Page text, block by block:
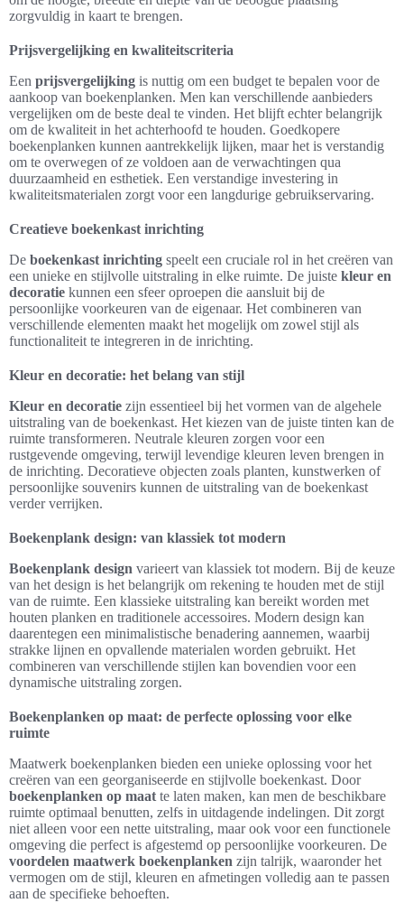
zorgvuldig in kaart te brengen.
Prijsvergelijking en kwaliteitscriteria
Een prijsvergelijking is nuttig om een budget te bepalen voor de
aankoop van boekenplanken. Men kan verschillende aanbieders
vergelijken om de beste deal te vinden. Het blijft echter belangrijk
om de kwaliteit in het achterhoofd te houden. Goedkopere
boekenplanken kunnen aantrekkelijk lijken, maar het is verstandig
om te overwegen of ze voldoen aan de verwachtingen qua
duurzaamheid en esthetiek. Een verstandige investering in
kwaliteitsmaterialen zorgt voor een langdurige gebruikservaring.
Creatieve boekenkast inrichting
De boekenkast inrichting speelt een cruciale rol in het creëren van
een unieke en stijlvolle uitstraling in elke ruimte. De juiste kleur en
decoratie kunnen een sfeer oproepen die aansluit bij de
persoonlijke voorkeuren van de eigenaar. Het combineren van
verschillende elementen maakt het mogelijk om zowel stijl als
functionaliteit te integreren in de inrichting.
Kleur en decoratie: het belang van stijl
Kleur en decoratie zijn essentieel bij het vormen van de algehele
uitstraling van de boekenkast. Het kiezen van de juiste tinten kan de
ruimte transformeren. Neutrale kleuren zorgen voor een
rustgevende omgeving, terwijl levendige kleuren leven brengen in
de inrichting. Decoratieve objecten zoals planten, kunstwerken of
persoonlijke souvenirs kunnen de uitstraling van de boekenkast
verder verrijken.
Boekenplank design: van klassiek tot modern
Boekenplank design varieert van klassiek tot modern. Bij de keuze
van het design is het belangrijk om rekening te houden met de stijl
van de ruimte. Een klassieke uitstraling kan bereikt worden met
houten planken en traditionele accessoires. Modern design kan
daarentegen een minimalistische benadering aannemen, waarbij
strakke lijnen en opvallende materialen worden gebruikt. Het
combineren van verschillende stijlen kan bovendien voor een
dynamische uitstraling zorgen.
Boekenplanken op maat: de perfecte oplossing voor elke
ruimte
Maatwerk boekenplanken bieden een unieke oplossing voor het
creëren van een georganiseerde en stijlvolle boekenkast. Door
boekenplanken op maat te laten maken, kan men de beschikbare
ruimte optimaal benutten, zelfs in uitdagende indelingen. Dit zorgt
niet alleen voor een nette uitstraling, maar ook voor een functionele
omgeving die perfect is afgestemd op persoonlijke voorkeuren. De
voordelen maatwerk boekenplanken zijn talrijk, waaronder het
vermogen om de stijl, kleuren en afmetingen volledig aan te passen
aan de specifieke behoeften.